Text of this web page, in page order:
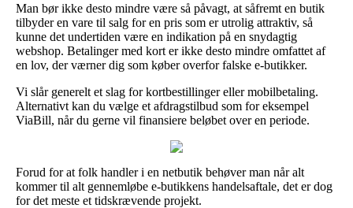
Man bør ikke desto mindre være så påvagt, at såfremt en butik
tilbyder en vare til salg for en pris som er utrolig attraktiv, så
kunne det undertiden være en indikation på en snydagtig
webshop. Betalinger med kort er ikke desto mindre omfattet af
en lov, der værner dig som køber overfor falske e-butikker.
Vi slår generelt et slag for kortbestillinger eller mobilbetaling.
Alternativt kan du vælge et afdragstilbud som for eksempel
ViaBill, når du gerne vil finansiere beløbet over en periode.
Forud for at folk handler i en netbutik behøver man når alt
kommer til alt gennemløbe e-butikkens handelsaftale, det er dog
for det meste et tidskrævende projekt.